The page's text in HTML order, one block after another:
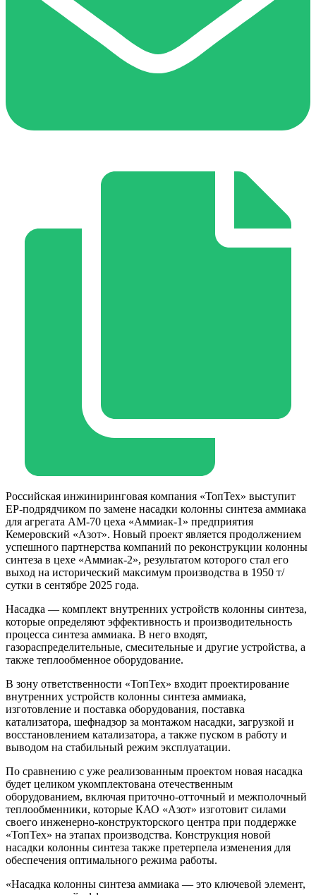
Российская инжиниринговая компания «ТопТех» выступит
EP-подрядчиком по замене насадки колонны синтеза аммиака
для агрегата АМ-70 цеха «Аммиак-1» предприятия
Кемеровский «Азот». Новый проект является продолжением
успешного партнерства компаний по реконструкции колонны
синтеза в цехе «Аммиак-2», результатом которого стал его
выход на исторический максимум производства в 1950 т/
сутки в сентябре 2025 года.
Насадка — комплект внутренних устройств колонны синтеза,
которые определяют эффективность и производительность
процесса синтеза аммиака. В него входят,
газораспределительные, смесительные и другие устройства, а
также теплообменное оборудование.
В зону ответственности «ТопТех» входит проектирование
внутренних устройств колонны синтеза аммиака,
изготовление и поставка оборудования, поставка
катализатора, шефнадзор за монтажом насадки, загрузкой и
восстановлением катализатора, а также пуском в работу и
выводом на стабильный режим эксплуатации.
По сравнению с уже реализованным проектом новая насадка
будет целиком укомплектована отечественным
оборудованием, включая приточно-отточный и межполочный
теплообменники, которые КАО «Азот» изготовит силами
своего инженерно-конструкторского центра при поддержке
«ТопТех» на этапах производства. Конструкция новой
насадки колонны синтеза также претерпела изменения для
обеспечения оптимального режима работы.
«Насадка колонны синтеза аммиака — это ключевой элемент,